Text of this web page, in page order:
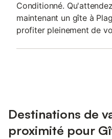
Conditionné.
maintenant un gîte à
profiter pleinement de
Destinations de
proximité pour